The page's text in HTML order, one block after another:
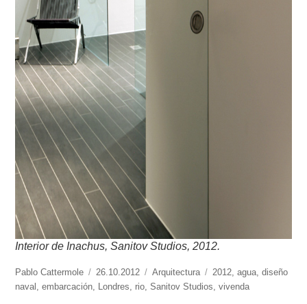
Interior de Inachus, Sanitov Studios, 2012.
https://www.experimenta.es/author/Pablo%20Cattermole/
Pablo Cattermole
Publicado
el
26.10.2012 Categorías
Arquitectura Etiquetas
2012 ,agua ,diseño
naval
,embarcación Londres rio ,Sanitov Studios ,vivenda